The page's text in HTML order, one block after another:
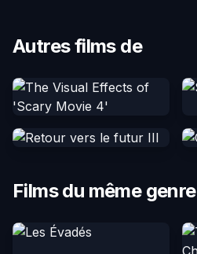
Autres films de
Films du même genre